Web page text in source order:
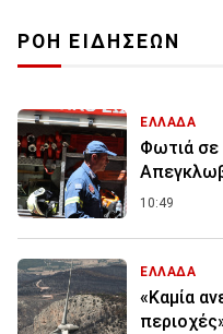
ΡΟΗ ΕΙΔΗΣΕΩΝ
ΕΛΛΑΔΑ
Φωτιά σε
10:49
ΕΛΛΑΔΑ
«Καμία